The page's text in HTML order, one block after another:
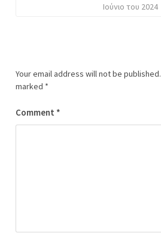
Ιούνιο του 2024
Your email address will not be published.
marked *
Comment *